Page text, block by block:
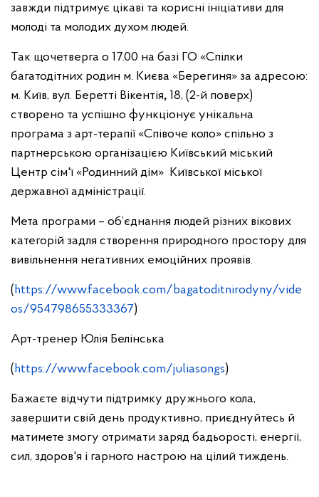
завжди підтримує цікаві та корисні ініціативи для
молоді та молодих духом людей.
Так щочетверга о 17.00 на базі ГО «Спілки
багатодітних родин м. Києва «Берегиня» за адресою:
м. Київ, вул. Беретті Вікентія, 18, (2-й поверх)
створено та успішно функціонує унікальна
програма з арт-терапії «Співоче коло» спільно з
партнерською організацією Київський міський
Центр сім'ї «Родинний дім» Київської міської
державної адміністрації.
Мета програми – об’єднання людей різних вікових
категорій задля створення природного простору для
вивільнення негативних емоційних проявів.
( https://www.facebook.com/bagatoditnirodyny/vide
os/954798655333367)
Арт-тренер Юлія Белінська
( https://www.facebook.com/juliasongs)
Бажаєте відчути підтримку дружнього кола,
завершити свій день продуктивно, приєднуйтесь й
матимете змогу отримати заряд бадьорості, енергії,
сил, здоров'я і гарного настрою на цілий тиждень.